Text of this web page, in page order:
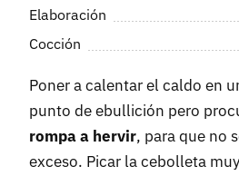
Elaboración
Cocción
Poner a calentar el caldo en
punto de ebullición pero
rompa a hervir, para que no
exceso. Picar la cebolleta